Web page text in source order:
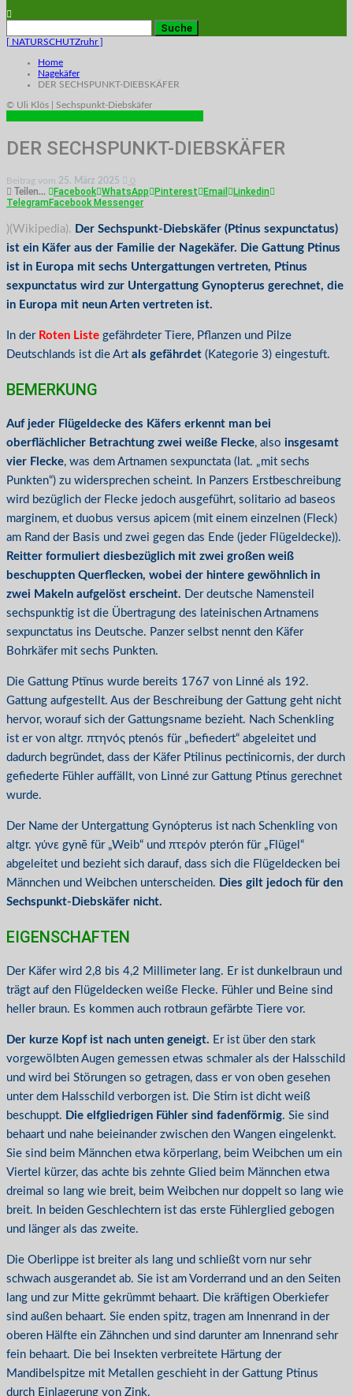
[ NATURSCHUTZruhr ]
Home
Nagekäfer
DER SECHSPUNKT-DIEBSKÄFER
© Uli Klös | Sechspunkt-Diebskäfer
DER SECHSPUNKT-DIEBSKÄFER
Beitrag vom 25. März 2025
0
Teilen...
Facebook WhatsApp Pinterest Email
Linkedin
TelegramFacebook Messenger
)(Wikipedia). Der Sechspunkt-Diebskäfer (Ptinus sexpunctatus)
ist ein Käfer aus der Familie der Nagekäfer. Die Gattung Ptinus
ist in Europa mit sechs Untergattungen vertreten, Ptinus
sexpunctatus wird zur Untergattung Gynopterus gerechnet, die
in Europa mit neun Arten vertreten ist.
In der Roten Liste gefährdeter Tiere, Pflanzen und Pilze
Deutschlands ist die Art als gefährdet (Kategorie 3) eingestuft.
BEMERKUNG
Auf jeder Flügeldecke des Käfers erkennt man bei
oberflächlicher Betrachtung zwei weiße Flecke, also insgesamt
vier Flecke, was dem Artnamen sexpunctata (lat. „mit sechs
Punkten“) zu widersprechen scheint. In Panzers Erstbeschreibung
wird bezüglich der Flecke jedoch ausgeführt, solitario ad baseos
marginem, et duobus versus apicem (mit einem einzelnen (Fleck)
am Rand der Basis und zwei gegen das Ende (jeder Flügeldecke)).
Reitter formuliert diesbezüglich mit zwei großen weiß
beschuppten Querflecken, wobei der hintere gewöhnlich in
zwei Makeln aufgelöst erscheint. Der deutsche Namensteil
sechspunktig ist die Übertragung des lateinischen Artnamens
sexpunctatus ins Deutsche. Panzer selbst nennt den Käfer
Bohrkäfer mit sechs Punkten.
Die Gattung Ptīnus wurde bereits 1767 von Linné als 192.
Gattung aufgestellt. Aus der Beschreibung der Gattung geht nicht
hervor, worauf sich der Gattungsname bezieht. Nach Schenkling
ist er von altgr. πτηνός ptenós für „befiedert“ abgeleitet und
dadurch begründet, dass der Käfer Ptilinus pectinicornis, der durch
gefiederte Fühler auffällt, von Linné zur Gattung Ptinus gerechnet
wurde.
Der Name der Untergattung Gynópterus ist nach Schenkling von
altgr. γύνε gynē für „Weib“ und πτερόν pterón für „Flügel“
abgeleitet und bezieht sich darauf, dass sich die Flügeldecken bei
Männchen und Weibchen unterscheiden. Dies gilt jedoch für den
Sechspunkt-Diebskäfer nicht.
EIGENSCHAFTEN
Der Käfer wird 2,8 bis 4,2 Millimeter lang. Er ist dunkelbraun und
trägt auf den Flügeldecken weiße Flecke. Fühler und Beine sind
heller braun. Es kommen auch rotbraun gefärbte Tiere vor.
Der kurze Kopf ist nach unten geneigt. Er ist über den stark
vorgewölbten Augen gemessen etwas schmaler als der Halsschild
und wird bei Störungen so getragen, dass er von oben gesehen
unter dem Halsschild verborgen ist. Die Stirn ist dicht weiß
beschuppt. Die elfgliedrigen Fühler sind fadenförmig. Sie sind
behaart und nahe beieinander zwischen den Wangen eingelenkt.
Sie sind beim Männchen etwa körperlang, beim Weibchen um ein
Viertel kürzer, das achte bis zehnte Glied beim Männchen etwa
dreimal so lang wie breit, beim Weibchen nur doppelt so lang wie
breit. In beiden Geschlechtern ist das erste Fühlerglied gebogen
und länger als das zweite.
Die Oberlippe ist breiter als lang und schließt vorn nur sehr
schwach ausgerandet ab. Sie ist am Vorderrand und an den Seiten
lang und zur Mitte gekrümmt behaart. Die kräftigen Oberkiefer
sind außen behaart. Sie enden spitz, tragen am Innenrand in der
oberen Hälfte ein Zähnchen und sind darunter am Innenrand sehr
fein behaart. Die bei Insekten verbreitete Härtung der
Mandibelspitze mit Metallen geschieht in der Gattung Ptinus
durch Einlagerung von Zink.